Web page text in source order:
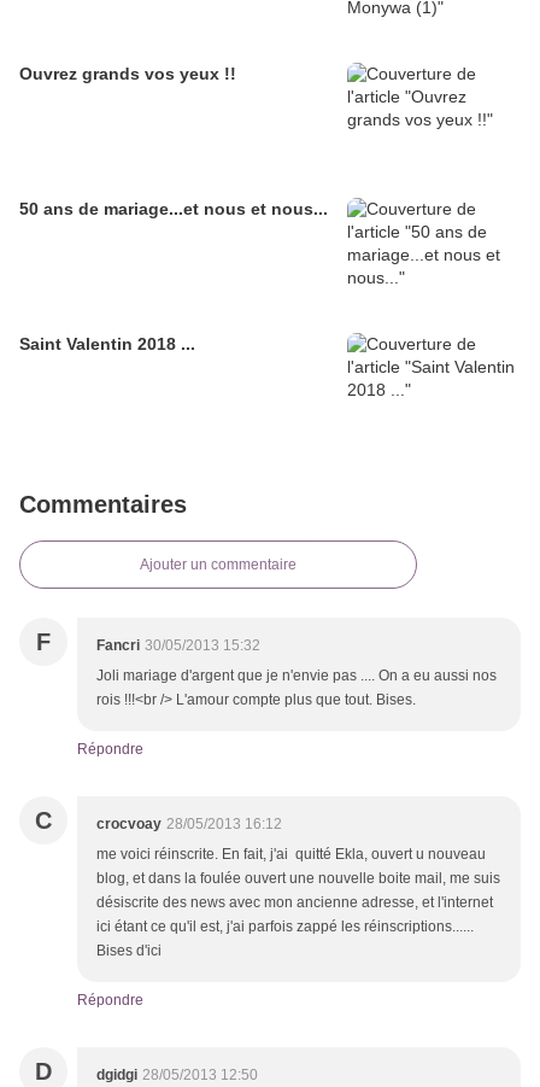
Ouvrez grands vos yeux !!
50 ans de mariage...et nous et nous...
Saint Valentin 2018 ...
Commentaires
Ajouter un commentaire
F Fancri 30/05/2013 15:32
Joli mariage d'argent que je n'envie pas .... On a eu aussi nos
rois !!!<br /> L'amour compte plus que tout. Bises.
Répondre
C crocvoay 28/05/2013 16:12
me voici réinscrite. En fait, j'ai quitté Ekla, ouvert u nouveau
blog, et dans la foulée ouvert une nouvelle boite mail, me suis
désiscrite des news avec mon ancienne adresse, et l'internet
ici étant ce qu'il est, j'ai parfois zappé les réinscriptions......
Bises d'ici
Répondre
D dgidgi 28/05/2013 12:50